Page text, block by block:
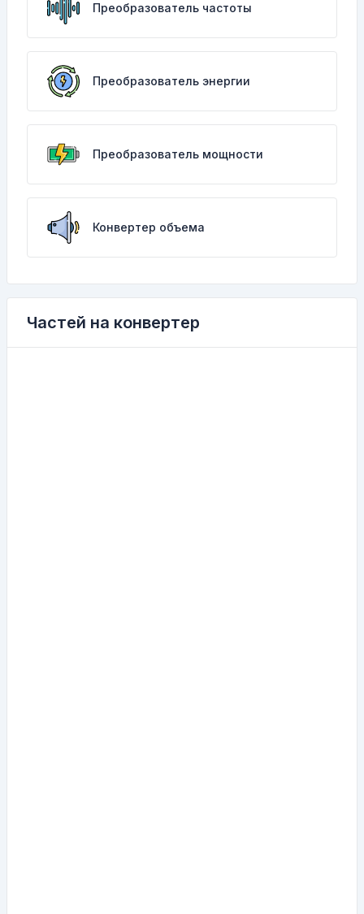
Преобразователь частоты
Преобразователь энергии
Преобразователь мощности
Конвертер объема
Частей на конвертер